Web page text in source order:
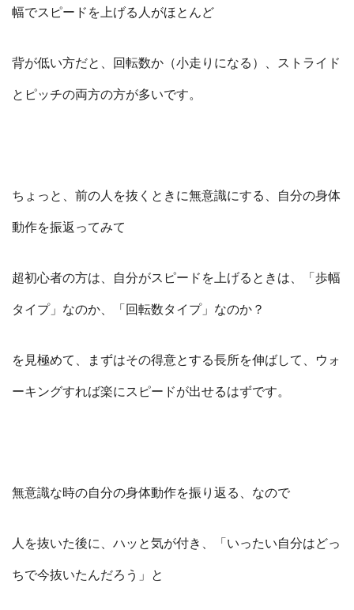
幅でスピードを上げる人がほとんど
背が低い方だと、回転数か（小走りになる）、ストライド
とピッチの両方の方が多いです。
ちょっと、前の人を抜くときに無意識にする、自分の身体
動作を振返ってみて
超初心者の方は、自分がスピードを上げるときは、「歩幅
タイプ」なのか、「回転数タイプ」なのか？
を見極めて、まずはその得意とする長所を伸ばして、ウォ
ーキングすれば楽にスピードが出せるはずです。
無意識な時の自分の身体動作を振り返る、なので
人を抜いた後に、ハッと気が付き、「いったい自分はどっ
ちで今抜いたんだろう」と